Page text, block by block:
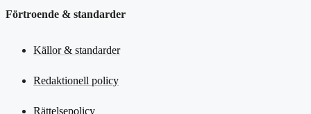
Förtroende & standarder
Källor & standarder
Redaktionell policy
Rättelsepolicy